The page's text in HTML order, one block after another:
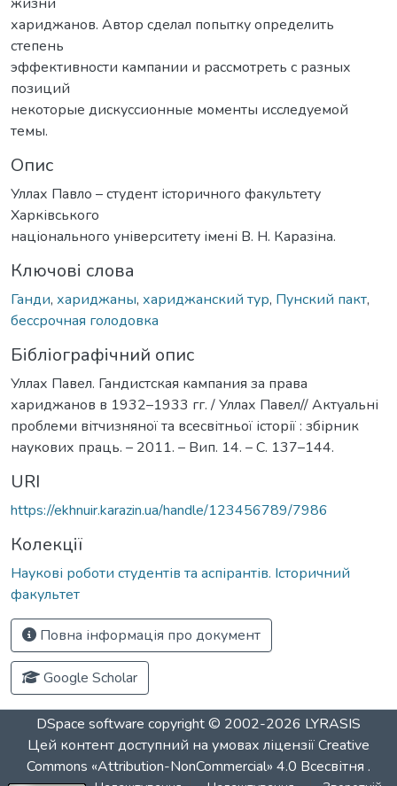
хариджанов. Автор сделал попытку определить
степень
эффективности кампании и рассмотреть с разных
позиций
некоторые дискуссионные моменты исследуемой
темы.
Опис
Уллах Павло – студент історичного факультету
Харківського
національного університету імені В. Н. Каразіна.
Ключові слова
Ганди, хариджаны, хариджанский тур, Пунский пакт,
бессрочная голодовка
Бібліографічний опис
Уллах Павел. Гандистская кампания за права
хариджанов в 1932–1933 гг. / Уллах Павел// Актуальні
проблеми вітчизняної та всесвітньої історії : збірник
наукових праць. – 2011. – Вип. 14. – С. 137–144.
URI
https://ekhnuir.karazin.ua/handle/123456789/7986
Колекції
Наукові роботи студентів та аспірантів. Історичний
факультет
Повна інформація про документ
Google Scholar
DSpace software copyright © 2002-2026 LYRASIS
Цей контент доступний на умовах ліцензіїCreative
Commons «Attribution-NonCommercial» 4.0 Всесвітня .